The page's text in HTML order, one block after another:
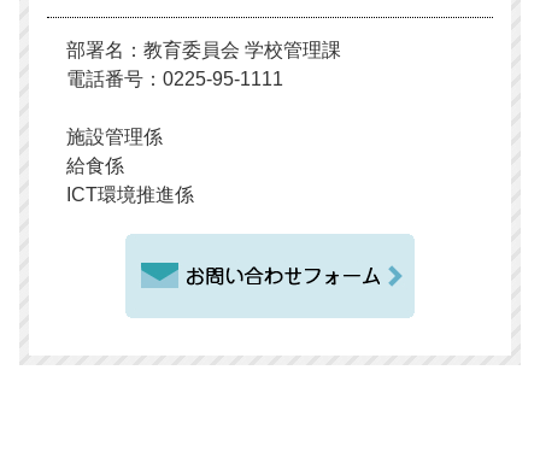
部署名：教育委員会 学校管理課
電話番号：0225-95-1111
施設管理係
給食係
ICT環境推進係